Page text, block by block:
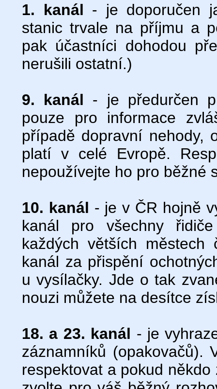
1. kanál - je doporučen
stanic trvale na příjmu a
pak účastníci dohodou
nerušili ostatní.)
9. kanál - je předurčen
pouze pro informace
případě dopravní nehody,
platí v celé Evropě.
nepoužívejte ho pro běžné
10. kanál - je v ČR hojně
kanál pro všechny
každých větších
kanál za přispění
u vysílačky. Jde o tak
nouzi můžete na desítce
18. a 23. kanál - je
záznamníků (opakovačů).
respektovat a pokud